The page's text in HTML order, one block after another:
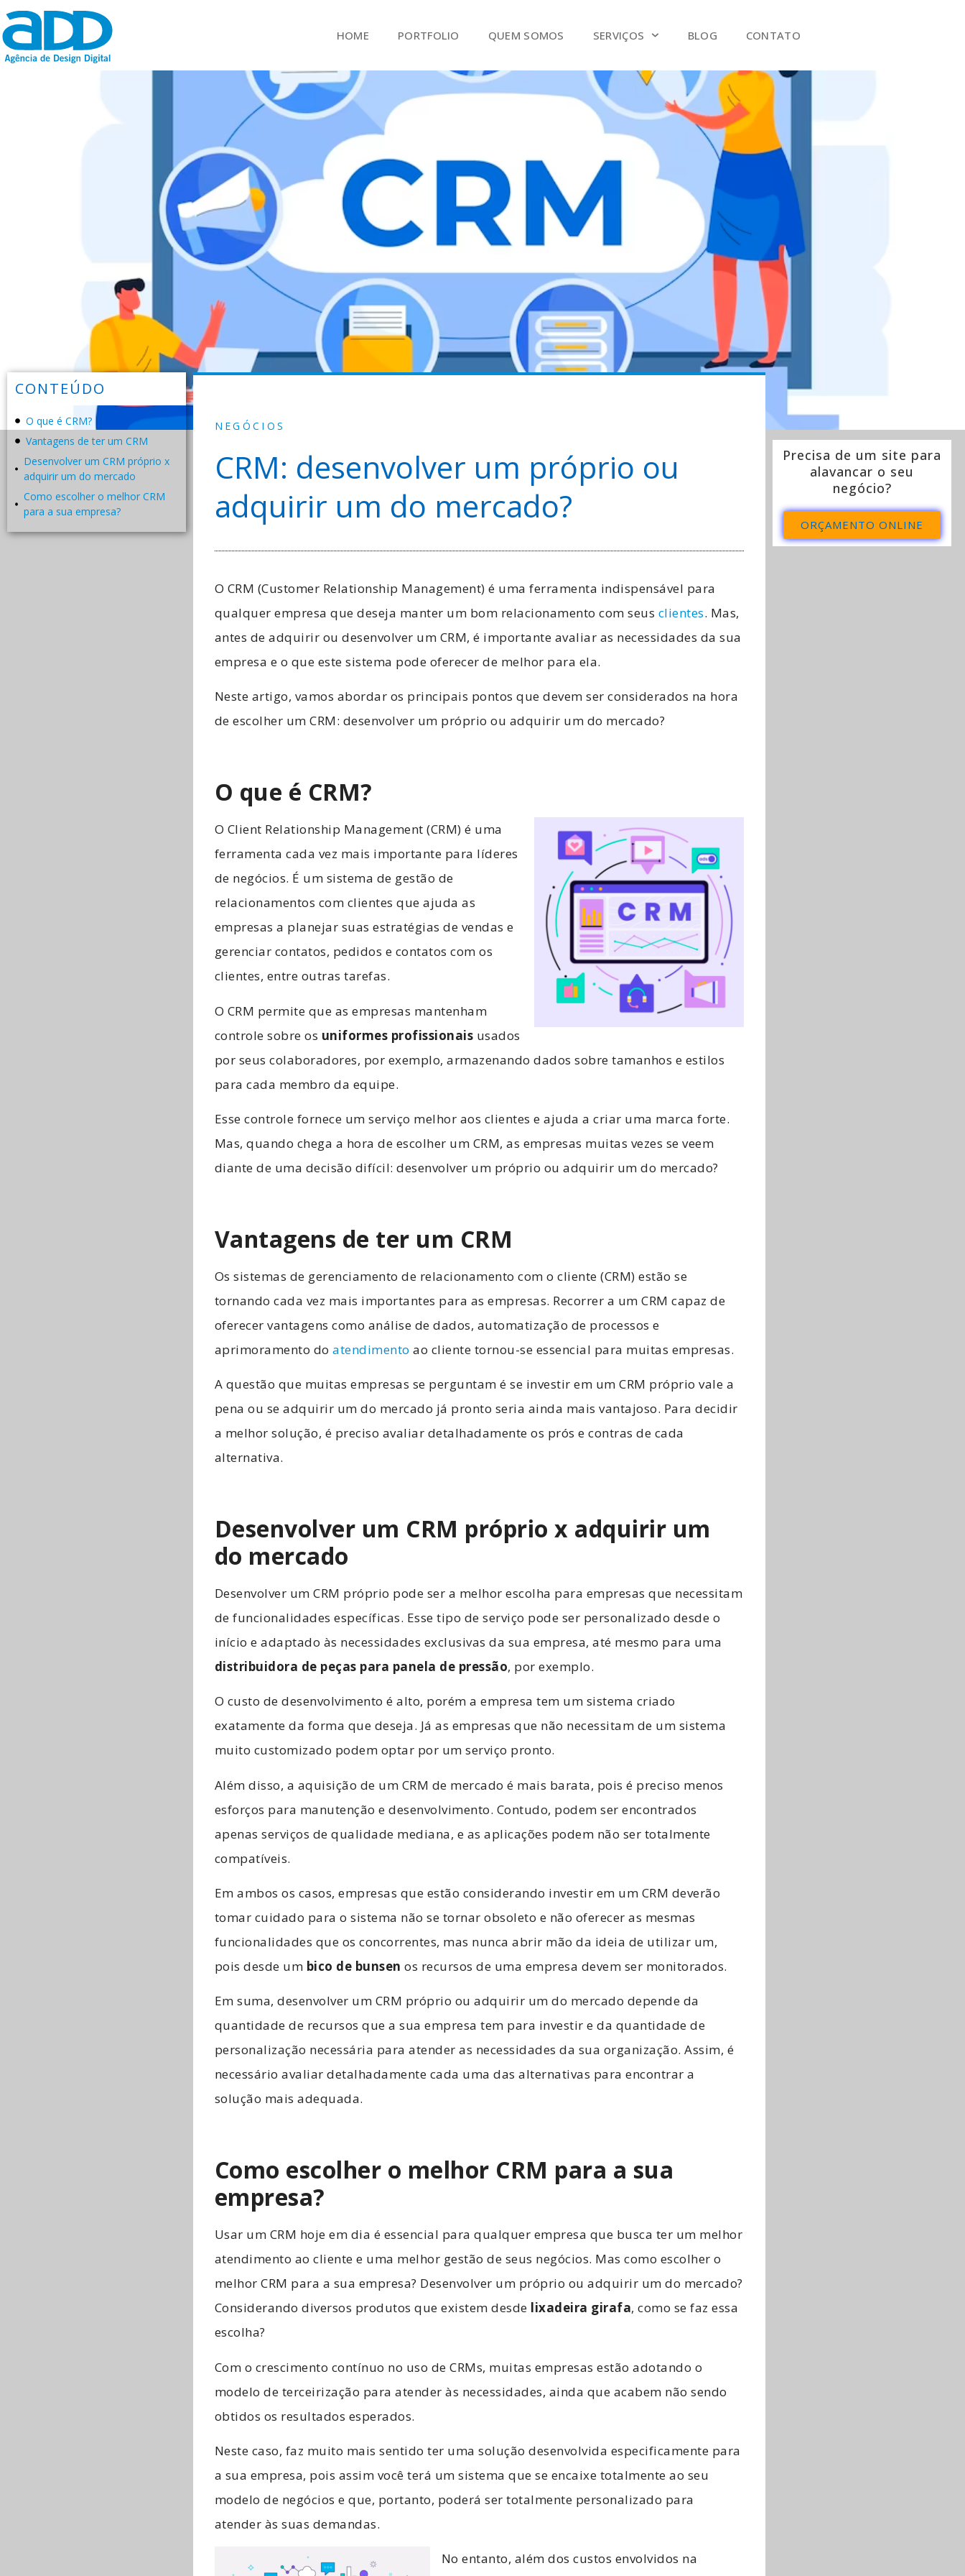
HOME PORTFOLIO QUEM SOMOS SERVIÇOS BLOG CONTATO
CONTEÚDO
O que é CRM?
Vantagens de ter um CRM
Desenvolver um CRM próprio x
adquirir um do mercado
Como escolher o melhor CRM
para a sua empresa?
NEGÓCIOS
CRM: desenvolver um próprio ou
adquirir um do mercado?
O CRM (Customer Relationship Management) é uma ferramenta indispensável para
qualquer empresa que deseja manter um bom relacionamento com seus clientes. Mas,
antes de adquirir ou desenvolver um CRM, é importante avaliar as necessidades da sua
empresa e o que este sistema pode oferecer de melhor para ela.
Neste artigo, vamos abordar os principais pontos que devem ser considerados na hora
de escolher um CRM: desenvolver um próprio ou adquirir um do mercado?
O que é CRM?
O Client Relationship Management (CRM) é uma
ferramenta cada vez mais importante para líderes
de negócios. É um sistema de gestão de
relacionamentos com clientes que ajuda as
empresas a planejar suas estratégias de vendas e
gerenciar contatos, pedidos e contatos com os
clientes, entre outras tarefas.
O CRM permite que as empresas mantenham
controle sobre os uniformes profissionais usados
​​por seus colaboradores, por exemplo, armazenando dados sobre tamanhos e estilos
para cada membro da equipe.
Esse controle fornece um serviço melhor aos clientes e ajuda a criar uma marca forte.
Mas, quando chega a hora de escolher um CRM, as empresas muitas vezes se veem
diante de uma decisão difícil: desenvolver um próprio ou adquirir um do mercado?
Vantagens de ter um CRM
Os sistemas de gerenciamento de relacionamento com o cliente (CRM) estão se
tornando cada vez mais importantes para as empresas. Recorrer a um CRM capaz de
oferecer vantagens como análise de dados, automatização de processos e
aprimoramento doatendimento ao cliente tornou-se essencial para muitas empresas.
A questão que muitas empresas se perguntam é se investir em um CRM próprio vale a
pena ou se adquirir um do mercado já pronto seria ainda mais vantajoso. Para decidir
a melhor solução, é preciso avaliar detalhadamente os prós e contras de cada
alternativa.
Desenvolver um CRM próprio x adquirir um
do mercado
Desenvolver um CRM próprio pode ser a melhor escolha para empresas que necessitam
de funcionalidades específicas. Esse tipo de serviço pode ser personalizado desde o
início e adaptado às necessidades exclusivas da sua empresa, até mesmo para uma
distribuidora de peças para panela de pressão, por exemplo.
O custo de desenvolvimento é alto, porém a empresa tem um sistema criado
exatamente da forma que deseja. Já as empresas que não necessitam de um sistema
muito customizado podem optar por um serviço pronto.
Além disso, a aquisição de um CRM de mercado é mais barata, pois é preciso menos
esforços para manutenção e desenvolvimento. Contudo, podem ser encontrados
apenas serviços de qualidade mediana, e as aplicações podem não ser totalmente
compatíveis.
Em ambos os casos, empresas que estão considerando investir em um CRM deverão
tomar cuidado para o sistema não se tornar obsoleto e não oferecer as mesmas
funcionalidades que os concorrentes, mas nunca abrir mão da ideia de utilizar um,
pois desde um bico de bunsen os recursos de uma empresa devem ser monitorados.
Em suma, desenvolver um CRM próprio ou adquirir um do mercado depende da
quantidade de recursos que a sua empresa tem para investir e da quantidade de
personalização necessária para atender as necessidades da sua organização. Assim, é
necessário avaliar detalhadamente cada uma das alternativas para encontrar a
solução mais adequada.
Como escolher o melhor CRM para a sua
empresa?
Usar um CRM hoje em dia é essencial para qualquer empresa que busca ter um melhor
atendimento ao cliente e uma melhor gestão de seus negócios. Mas como escolher o
melhor CRM para a sua empresa? Desenvolver um próprio ou adquirir um do mercado?
Considerando diversos produtos que existem desde lixadeira girafa, como se faz essa
escolha?
Com o crescimento contínuo no uso de CRMs, muitas empresas estão adotando o
modelo de terceirização para atender às necessidades, ainda que acabem não sendo
obtidos os resultados esperados.
Neste caso, faz muito mais sentido ter uma solução desenvolvida especificamente para
a sua empresa, pois assim você terá um sistema que se encaixe totalmente ao seu
modelo de negócios e que, portanto, poderá ser totalmente personalizado para
atender às suas demandas.
No entanto, além dos custos envolvidos na
Precisa de um site para
alavancar o seu
negócio?
ORÇAMENTO ONLINE